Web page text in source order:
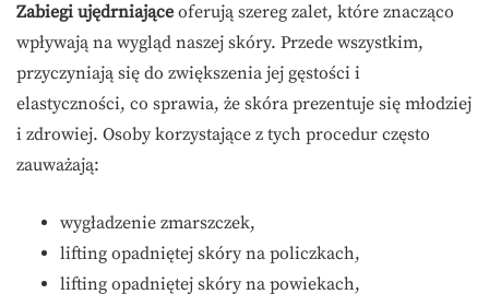
Zabiegi ujędrniające oferują szereg zalet, które znacząco
wpływają na wygląd naszej skóry. Przede wszystkim,
przyczyniają się do zwiększenia jej gęstości i
elastyczności, co sprawia, że skóra prezentuje się młodziej
i zdrowiej. Osoby korzystające z tych procedur często
zauważają:
wygładzenie zmarszczek,
lifting opadniętej skóry na policzkach,
lifting opadniętej skóry na powiekach,